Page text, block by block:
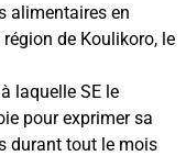
alimentaires en
de Koulikoro, le
laquelle SE le
pour exprimer sa
durant tout le mois